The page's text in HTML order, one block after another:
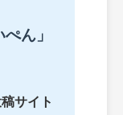
ん」
サイト